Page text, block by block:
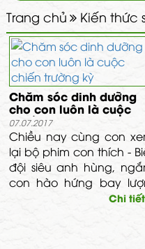
Trang chủ Kiến thức
Chăm sóc dinh dưỡng
cho con luôn là cuộc
chiến trường kỳ
07.07.2017
Chiều nay cùng con
lại bộ phim con thích -
đội siêu anh hùng,
con hào hứng bay
múa võ theo cácChi